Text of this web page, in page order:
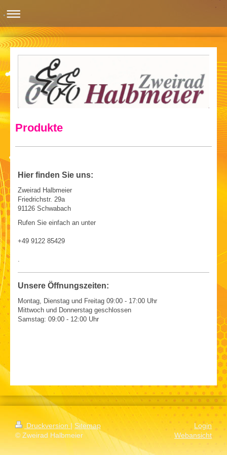
Produkte
Hier finden Sie uns:
Zweirad Halbmeier
Friedrichstr. 29a
91126 Schwabach
Rufen Sie einfach an unter
+49 9122 85429
Unsere Öffnungszeiten:
Montag, Dienstag und Freitag 09:00 - 17:00 Uhr
Mittwoch und Donnerstag geschlossen
Samstag: 09:00 - 12:00 Uhr
Druckversion | Sitemap
© Zweirad Halbmeier
Login
Webansicht